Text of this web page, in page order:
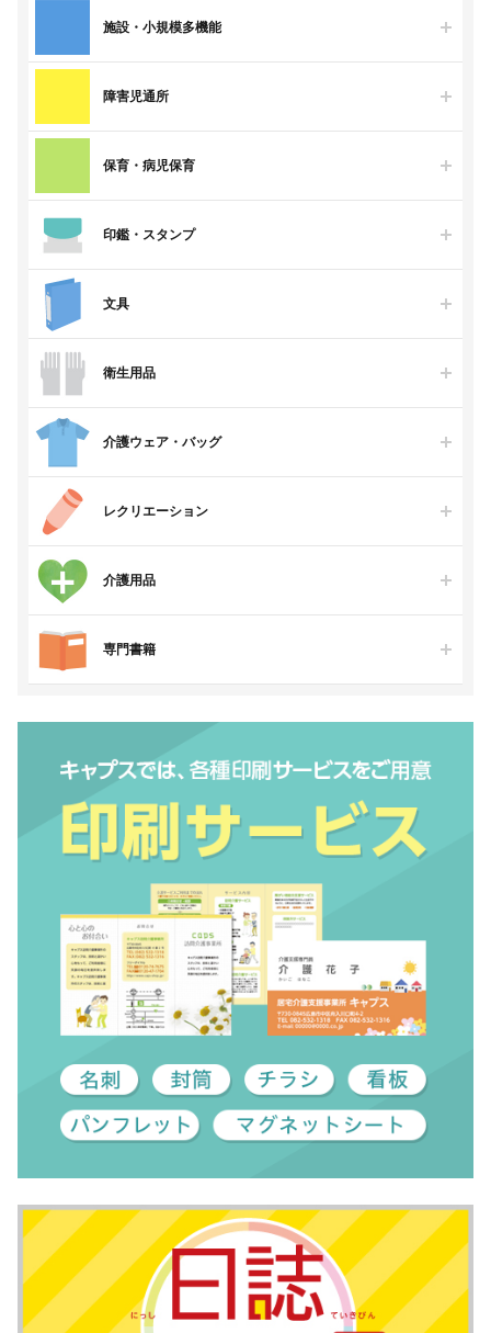
施設・小規模多機能
障害児通所
保育・病児保育
印鑑・スタンプ
文具
衛生用品
介護ウェア・バッグ
レクリエーション
介護用品
専門書籍